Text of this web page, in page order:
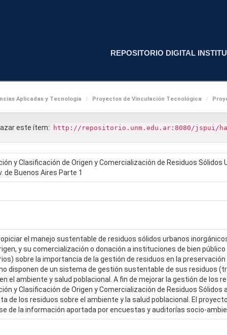
REPOSITORIO DIGITAL
Aplicadas y Tecnologia Proyectos de Vinculación Tecnológica
este ítem: http://repositorio.unm.edu.ar:8080/jspui/
y Clasificación de Origen y Comercialización de Residuos
de Buenos Aires Parte 1
el manejo sustentable de residuos sólidos urbanos
y su comercialización o donación a instituciones de bien
sobre la importancia de la gestión de residuos en la
disponen de un sistema de gestión sustentable de sus residuos
el ambiente y salud poblacional. A fin de mejorar la gestión de los
y Clasificación de Origen y Comercialización de Residuos
de los residuos sobre el ambiente y la salud poblacional. El
de la información aportada por encuestas y auditorías socio-